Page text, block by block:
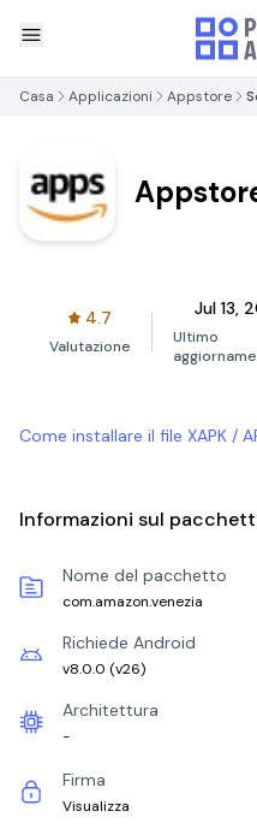
Casa Applicazioni Appstore
4.7
Valutazione
Jul 13,
Ultimo
Come installare il file XAPK /
Informazioni sul
Nome del pacchetto
com.amazon.venezia
Richiede Android
v8.0.0 (v26)
Architettura
-
Firma
Visualizza